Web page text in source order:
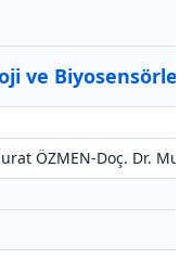
ve
ÖZMEN-Doç. Dr.